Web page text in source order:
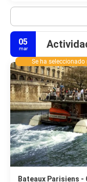
05
mar
Se ha
Bateaux Parisiens